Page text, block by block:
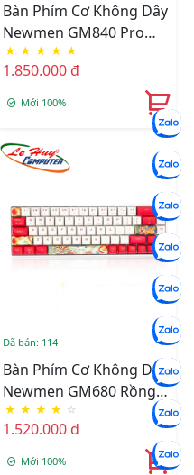
Bàn Phím Cơ Không Dây
Newmen GM840 Pro
Trăng Mây Led RGB Dual
Mode (Red/White
Switch)
★ ★ ★ ★ ★
1.850.000 đ
Mới 100%
Đã bán: 114
Bàn Phím Cơ Không Dây
Newmen GM680 Rồng
Hổ Dual Mode
(Blue/Red/Brown Switch)
★ ★ ★ ★ ☆
1.520.000 đ
Mới 100%